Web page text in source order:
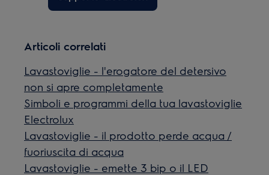
Articoli correlati
Lavastoviglie - l'erogatore del detersivo
non si apre completamente
Simboli e programmi della tua lavastoviglie
Electrolux
Lavastoviglie - il prodotto perde acqua /
fuoriuscita di acqua
Lavastoviglie - emette 3 bip o il LED